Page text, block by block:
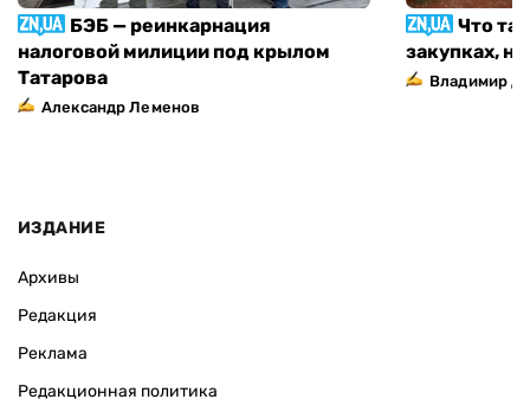
БЭБ — реинкарнация
налоговой милиции под крылом
Татарова
Александр Леменов
Что
закупках,
Владимир
ИЗДАНИЕ
Архивы
Редакция
Реклама
Редакционная политика